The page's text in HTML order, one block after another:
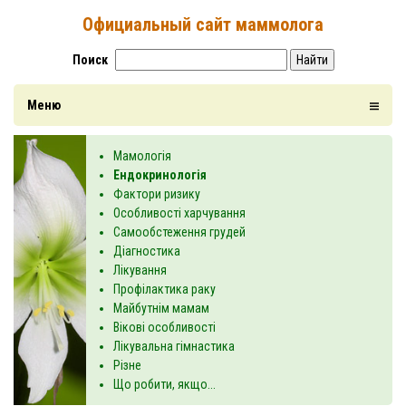
Официальный сайт маммолога
Поиск Найти
Меню
Мамологія
Ендокринологія
Фактори ризику
Особливості харчування
Самообстеження грудей
Діагностика
Лікування
Профілактика раку
Майбутнім мамам
Вікові особливості
Лікувальна гімнастика
Різне
Що робити, якщо...